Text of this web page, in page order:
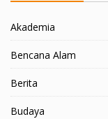
Akademia
Bencana Alam
Berita
Budaya